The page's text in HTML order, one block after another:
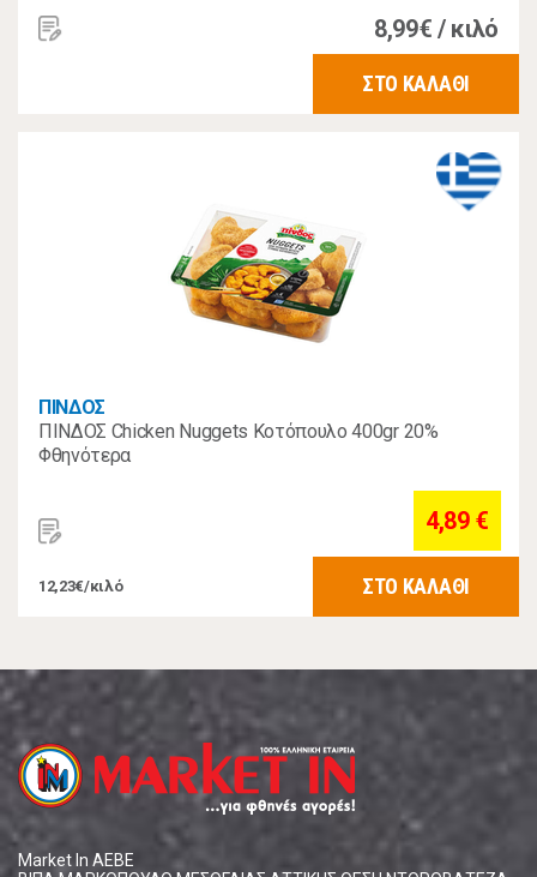
8,99€ / κιλό
ΣΤΟ ΚΑΛΑΘΙ
ΠΙΝΔΟΣ
ΠΙΝΔΟΣ Chicken Nuggets Κοτόπουλο 400gr 20%
Φθηνότερα
4,89 €
12,23€/κιλό ΣΤΟ ΚΑΛΑΘΙ
Market In ΑΕΒΕ